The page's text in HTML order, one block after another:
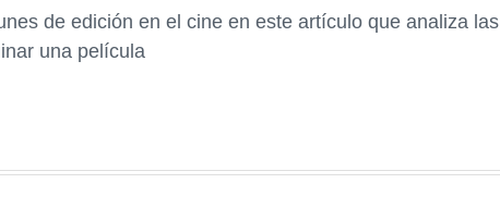
de edición en el cine en este artículo que analiza las
una película